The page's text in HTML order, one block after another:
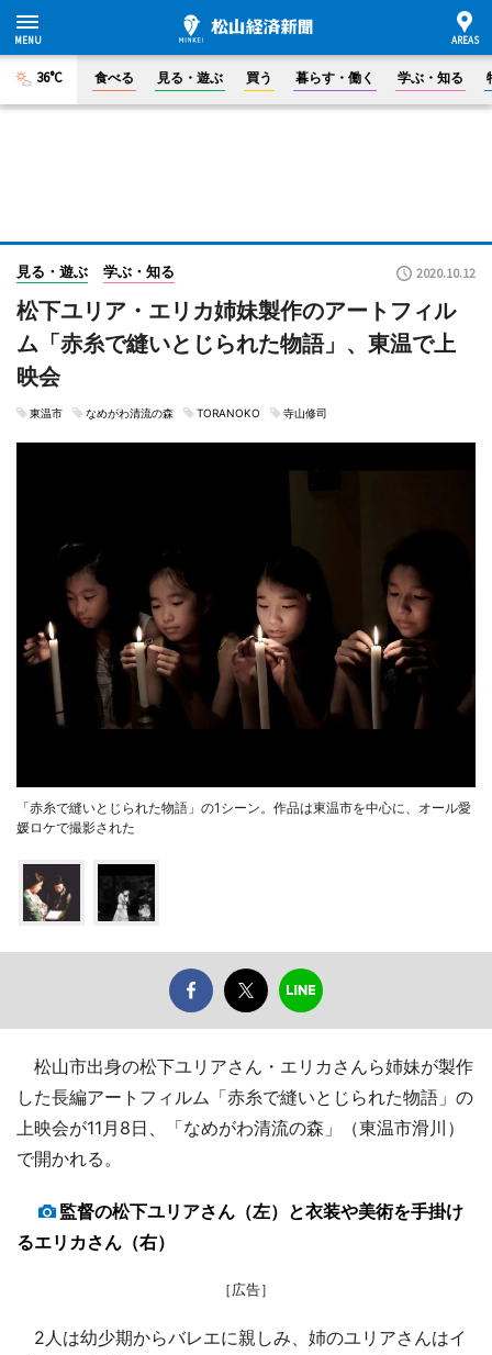
36°C 食べる 見る・遊ぶ 買う 暮らす・働く 学ぶ・知る
見る・遊ぶ 学ぶ・知る 2020.10.12
松下ユリア・エリカ姉妹製作のアートフィル
ム「赤糸で縫いとじられた物語」、東温で上
映会
東温市 なめがわ清流の森 TORANOKO 寺山修司
「赤糸で縫いとじられた物語」の1シーン。作品は東温市を中心に、オール愛
媛ロケで撮影された
松山市出身の松下ユリアさん・エリカさんら姉妹が製作
した長編アートフィルム「赤糸で縫いとじられた物語」の
上映会が11月8日、「なめがわ清流の森」（東温市滑川）
で開かれる。
監督の松下ユリアさん（左）と衣装や美術を手掛け
るエリカさん（右）
［広告］
2人は幼少期からバレエに親しみ、姉のユリアさんはイ